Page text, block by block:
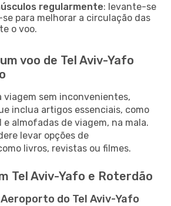
regularmente: levante-se
para melhorar a circulação das
o voo.
voo de Tel Aviv-Yafo
viagem sem inconvenientes,
inclua artigos essenciais, como
almofadas de viagem, na mala.
levar opções de
livros, revistas ou filmes.
Tel Aviv-Yafo e Roterdão
do Tel Aviv-Yafo